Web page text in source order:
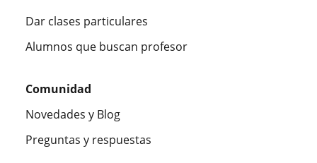
Dar clases particulares
Alumnos que buscan profesor
Comunidad
Novedades y Blog
Preguntas y respuestas